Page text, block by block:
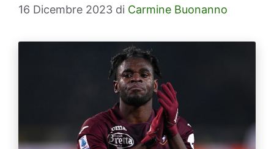
16 Dicembre 2023 di Carmine Buonanno